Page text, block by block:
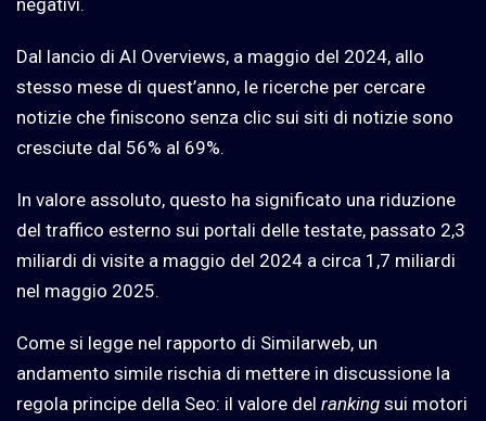
Dal lancio di AI Overviews, a maggio del 2024, allo
stesso mese di quest’anno, le ricerche per cercare
notizie che finiscono senza clic sui siti di notizie sono
cresciute dal 56% al 69%.
In valore assoluto, questo ha significato una riduzione
del traffico esterno sui portali delle testate, passato 2,3
miliardi di visite a maggio del 2024 a circa 1,7 miliardi
nel maggio 2025.
Come si legge nel rapporto di Similarweb, un
andamento simile rischia di mettere in discussione la
regola principe della Seo: il valore del ranking sui motori